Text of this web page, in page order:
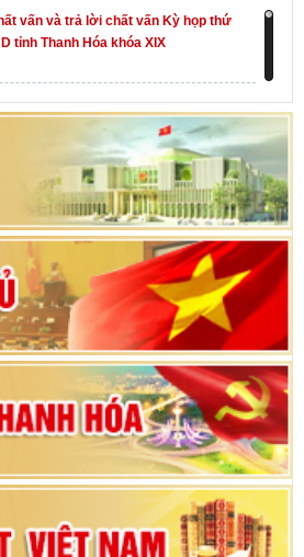
vấn và trả lời chất vấn Kỳ họp thứ
tỉnh Thanh Hóa khóa XIX
kỳ họp thứ Nhất, Quốc hội khóa XVI
quy trình bỏ phiếu bầu cử ĐBQH
và đại biểu HĐND các cấp nhiệm kỳ
Quốc hội Việt Nam: vì lợi ích Nhân dân,
triển của đất nước
trị duyệt nội dung Đại hội đại biểu
tỉnh Thanh Hóa lần thứ XX, nhiệm kỳ
biểu Đảng bộ xã Yên Thọ lần thứ I,
2025 – 2030
bộ xã Yên Ninh lần thứ nhất,
2025 - 2030